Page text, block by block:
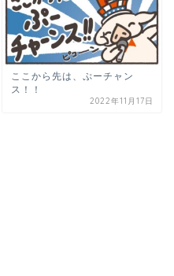
ここから先は、ぷーチャン
ス！！
2022年11月17日